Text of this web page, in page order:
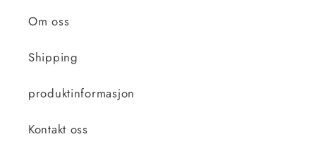
Om oss
Shipping
produktinformasjon
Kontakt oss